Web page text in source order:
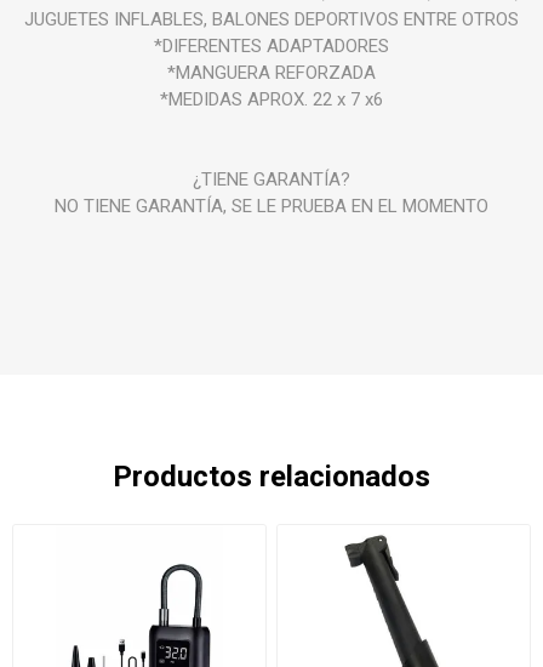
JUGUETES INFLABLES, BALONES DEPORTIVOS ENTRE OTROS
*DIFERENTES ADAPTADORES
*MANGUERA REFORZADA
*MEDIDAS APROX. 22 x 7 x6
¿TIENE GARANTÍA?
NO TIENE GARANTÍA, SE LE PRUEBA EN EL MOMENTO
Productos relacionados